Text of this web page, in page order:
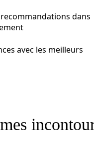
recommandations dans
avec les meilleurs